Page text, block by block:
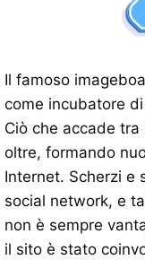
Il famoso
come incubatore
Ciò che accade
oltre, formando
Internet. Scherzi e
social network, e
non è sempre
il sito è stato